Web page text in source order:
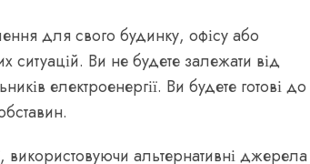
для свого будинку, офісу або
ситуацій. Ви не будете залежати від
електроенергії. Ви будете готові до
використовуючи альтернативні джерела